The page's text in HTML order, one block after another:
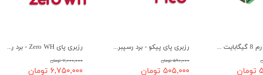
رزبری پای Zero WH - برد رسپبری پای زیرو wh
۷,۰۰۰,۰۰۰ تومان
۶,۷۵۰,۰۰۰ تومان
رزبری پای پیکو - برد رسپبری پای Pico
۵۹۰,۰۰۰ تومان
۵۰۵,۰۰۰ تومان
رزبری پای 5 رم 8 گیگابایت Raspberry Pi 5 8GB